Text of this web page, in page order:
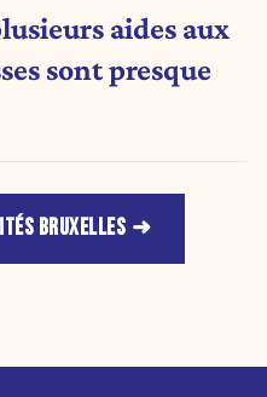
aides aux
sont presque
BRUXELLES